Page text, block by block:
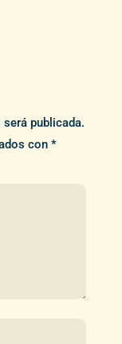
publicada.
con *